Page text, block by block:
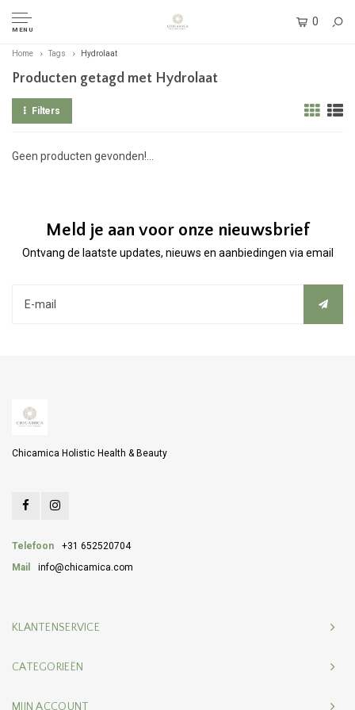
MENU
0
Home Tags Hydrolaat
Producten getagd met Hydrolaat
Filters
Geen producten gevonden!...
Meld je aan voor onze nieuwsbrief
Ontvang de laatste updates, nieuws en aanbiedingen via email
Chicamica Holistic Health & Beauty
Telefoon
+31 652520704
Mail
info@chicamica.com
KLANTENSERVICE
CATEGORIEËN
MIJN ACCOUNT